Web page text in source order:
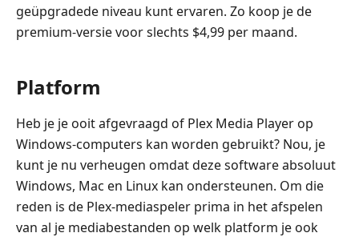
geüpgradede niveau kunt ervaren. Zo koop je de
premium-versie voor slechts $4,99 per maand.
Platform
Heb je je ooit afgevraagd of Plex Media Player op
Windows-computers kan worden gebruikt? Nou, je
kunt je nu verheugen omdat deze software absoluut
Windows, Mac en Linux kan ondersteunen. Om die
reden is de Plex-mediaspeler prima in het afspelen
van al je mediabestanden op welk platform je ook